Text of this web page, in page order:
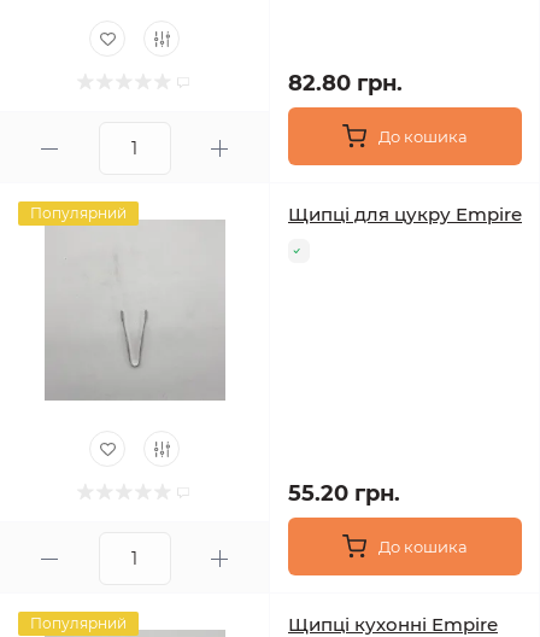
82.80 грн.
До кошика
Популярний Щипці для цукру Empire
55.20 грн.
До кошика
Популярний
Щипці кухонні Empire